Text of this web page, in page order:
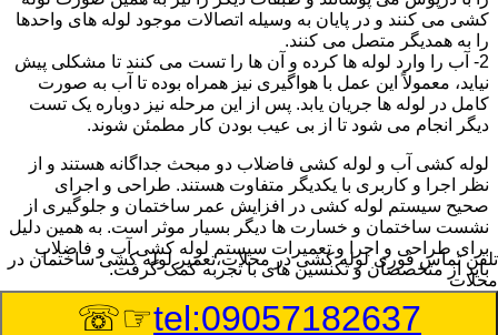
کشی می کنند و در پایان به وسیله اتصالات موجود لوله های واحدها
را به همدیگر متصل می کنند.
2- آب را وارد لوله ها کرده و آن ها را تست می کنند تا مشکلی پیش
نیاید، معمولاً این عمل با هواگیری نیز همراه بوده تا آب به صورت
کامل در لوله ها جریان یابد. پس از این مرحله نیز دوباره یک تست
دیگر انجام می شود تا از بی عیب بودن کار مطمئن شوند.
لوله کشی آب و لوله کشی فاضلاب دو مبحث جداگانه هستند و از
نظر اجرا و کاربری با یکدیگر متفاوت هستند. طراحی و اجرای
صحیح سیستم لوله کشی در افزایش عمر ساختمان و جلوگیری از
نشست ساختمان و خسارت ها دیگر بسیار موثر است. به همین دلیل
برای طراحی و اجرا و تعمیرات سیستم لوله کشی آب و فاضلاب
باید از متخصصان و تکنسین های با تجربه کمک گرفت.
:Published Date
تلفن تماس فوریلوله کشی در محلات،تعمیر لوله کشی ساختمان در
محلات
tel:09057182637
☞☏